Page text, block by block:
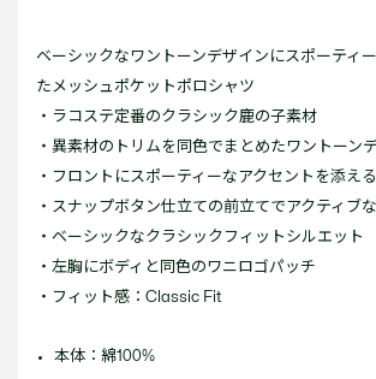
ベーシックなワントーンデザインにスポーティ
たメッシュポケットポロシャツ
・ラコステ定番のクラシック鹿の子素材
・異素材のトリムを同色でまとめたワントーン
・フロントにスポーティーなアクセントを添え
・スナップボタン仕立ての前立てでアクティブ
・ベーシックなクラシックフィットシルエット
・左胸にボディと同色のワニロゴパッチ
・フィット感：Classic Fit
本体：綿100%